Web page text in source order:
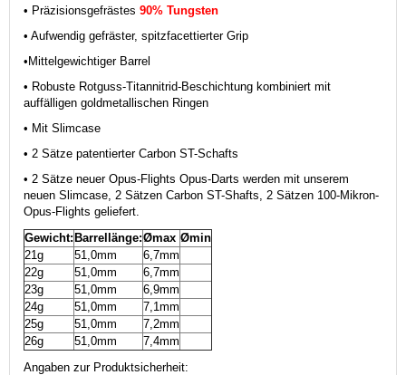
• Präzisionsgefrästes 90% Tungsten
• Aufwendig gefräster, spitzfacettierter Grip
•Mittelgewichtiger Barrel
• Robuste Rotguss-Titannitrid-Beschichtung kombiniert mit
auffälligen goldmetallischen Ringen
• Mit Slimcase
• 2 Sätze patentierter Carbon ST-Schafts
• 2 Sätze neuer Opus-Flights Opus-Darts werden mit unserem
neuen Slimcase, 2 Sätzen Carbon ST-Shafts, 2 Sätzen 100-Mikron-
Opus-Flights geliefert.
Gewicht:Barrellänge:Ømax Ømin
21g
51,0mm
6,7mm
22g
51,0mm
6,7mm
23g
51,0mm
6,9mm
24g
51,0mm
7,1mm
25g
51,0mm
7,2mm
26g
51,0mm
7,4mm
Angaben zur Produktsicherheit: